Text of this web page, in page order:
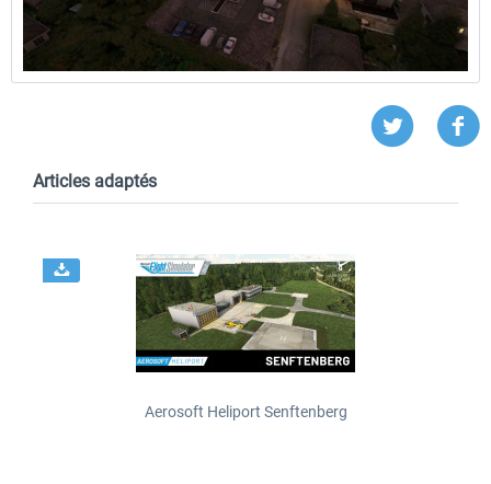
Articles adaptés
Aerosoft Heliport Senftenberg